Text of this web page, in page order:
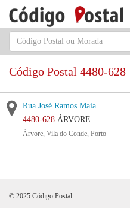
Código Postal 4480-628
Rua José Ramos Maia
4480-628 ÁRVORE
Árvore, Vila do Conde, Porto
© 2025 Código Postal